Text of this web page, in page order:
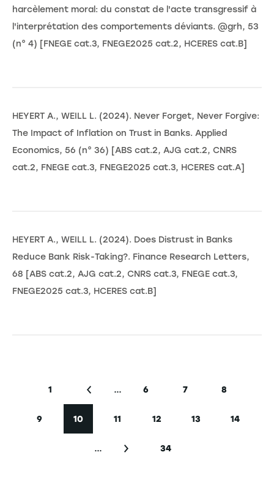
harcèlement moral: du constat de l'acte transgressif à
l'interprétation des comportements déviants. @grh, 53
(n° 4) [FNEGE cat.3, FNEGE2025 cat.2, HCERES cat.B]
HEYERT A., WEILL L. (2024). Never Forget, Never Forgive:
The Impact of Inflation on Trust in Banks. Applied
Economics, 56 (n° 36) [ABS cat.2, AJG cat.2, CNRS
cat.2, FNEGE cat.3, FNEGE2025 cat.3, HCERES cat.A]
HEYERT A., WEILL L. (2024). Does Distrust in Banks
Reduce Bank Risk-Taking?. Finance Research Letters,
68 [ABS cat.2, AJG cat.2, CNRS cat.3, FNEGE cat.3,
FNEGE2025 cat.3, HCERES cat.B]
Première page
1
Page précédente
… Page
6
Page
7
Page
8
Page
9
Page courante
10
Page
11
Page
12
Page
13
Page
14
… Page suivanteDernière page
34